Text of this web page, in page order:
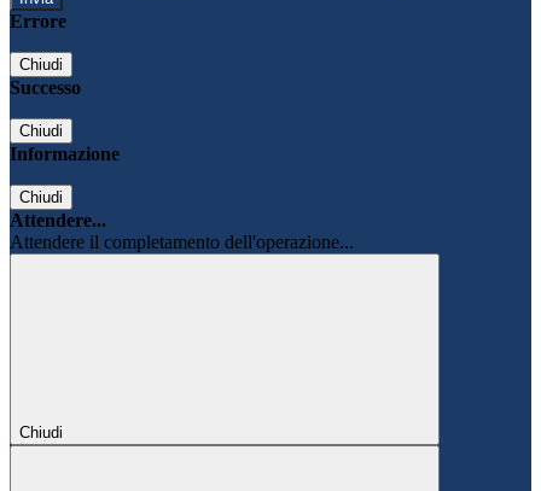
Errore
Chiudi
Successo
Chiudi
Informazione
Chiudi
Attendere...
Attendere il completamento dell'operazione...
Chiudi